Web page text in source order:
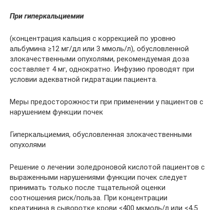
При гиперкальциемии
(концентрация кальция с коррекцией по уровню
альбумина ≥12 мг/дл или 3 ммоль/л), обусловленной
злокачественными опухолями, рекомендуемая доза
составляет 4 мг, однократно. Инфузию проводят при
условии адекватной гидратации пациента.
Меры предосторожности при применении у пациентов с
нарушением функции почек
Гиперкальциемия, обусловленная злокачественными
опухолями
Решение о лечении золедроновой кислотой пациентов с
выраженными нарушениями функции почек следует
принимать только после тщательной оценки
соотношения риск/польза. При концентрации
креатинина в сыворотке крови <400 мкмоль/л или <4,5